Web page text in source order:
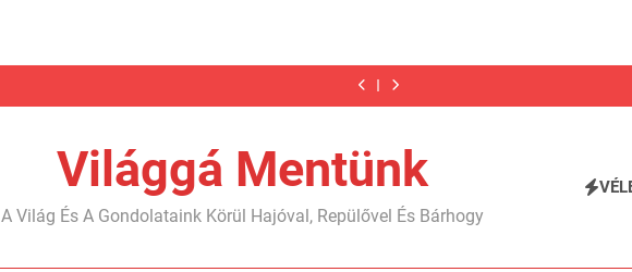
2. anyaraltunk?!
2. a
meglepetés
nyaraltunk?!
Karib…
Megkutyásodtunk
Világgá Mentünk
A Világ És A Gondolataink Körül Hajóval, Repülővel És Bárhogy